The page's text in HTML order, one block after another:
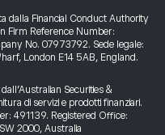
dalla Financial Conduct Authority
Firm Reference Number:
No. 07973792. Sede legale:
London E14 5AB, England.
Securities &
di servizi e prodotti finanziari.
491139. Registered Office:
2000, Australia